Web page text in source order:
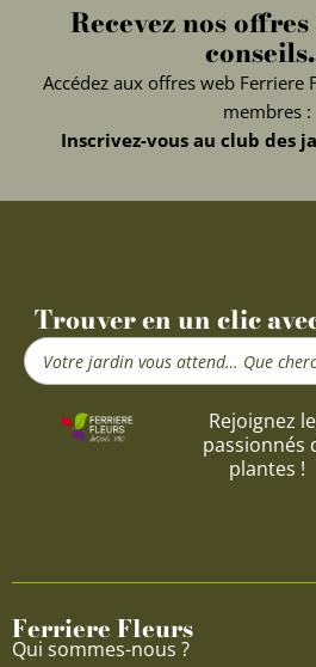
Recevez nos
Accédez aux offres web Ferriere
membres :
Inscrivez-vous au club des
Trouver en un clic
Search
...
Rejoignez
passionnés
plantes !
Ferriere Fleurs
Qui sommes-nous ?